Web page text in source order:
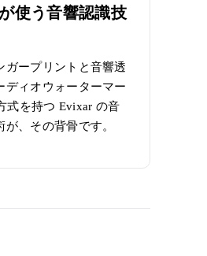
使う音響認識技
ガープリントと音響透
ディオウォーターマー
式を持つ Evixar の音
が、その背骨です。